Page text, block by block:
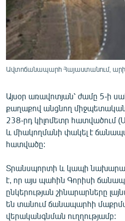
ՄԻՋԱԶԳԱՅԻՆ
ՄՇԱԿՈՒՅԹ
ՍՊՈՐՏ
ՄԵԿՆԱԲԱՆՈՒԹՅՈՒՆ
ԿՈՐՈՆԱՎԻՐՈՒՍ
ԱՐԽԻՎ
ՏԵՍԱՆՅՈՒԹԵՐ
ԲԱՆԱՎԵՃ
ՁԳՏԵԼՈՎ ԼԱՎԱԳՈՒՅՆԻՆ
ՓՈԴՔԱՍԹ
Հայերեն
Ավտոճանապարհ Հայաստանում,
Այսօր առավոտյան՝ ժամը 5-ի
քաղաքով անցնող
238-րդ կիլոմետր հատվածում
և միակողմանի փակել է
հատվածը:
Տրանսպորտի և կապի
է, որ այս պահին Գորիսի
ընկերության շինարարները
են տանում ճանապարհի
վերականգնման ուղղությամբ: